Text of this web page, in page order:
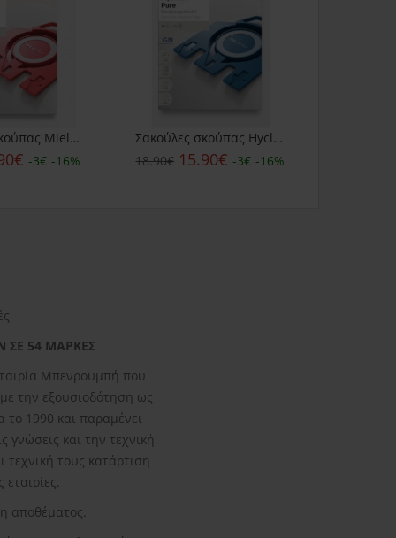
Σακούλες σκούπας Miele FJM Hyclean 3D 9917710
-3€ -16%
Σακούλες σκούπας Hyclean 3D Miele G/N 9917730
18.90€ 15.90€ -3€ -16%
ΣΕ 54 ΜΑΡΚΕΣ
Μπενρουμπή που
την εξουσιοδότηση ως
το 1990 και παραμένει
και την τεχνική
τους κατάρτιση
αποθέματος.